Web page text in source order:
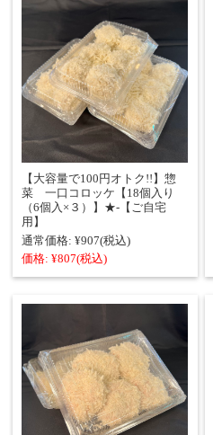
【大容量で100円オトク!!】惣
菜 一口コロッケ【18個入り
（6個入×３）】★‐【ご自宅
用】
通常価格: ¥907(税込)
価格: ¥807(税込)